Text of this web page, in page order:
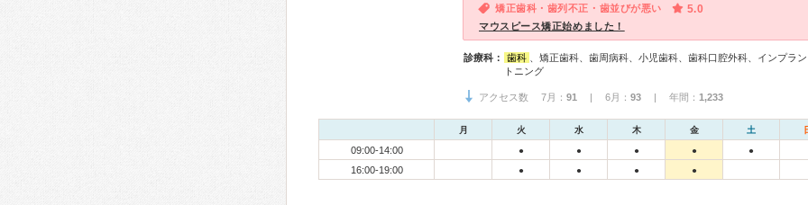
矯正歯科・歯列不正・歯並びが悪い 5.0
マウスピース矯正始めました！
診療科： 歯科
、矯正歯科、歯周病科、小児歯科、歯科口腔外科、インプラ
トニング
アクセス数 7月： 91 | 6月： 93 | 年間： 1,233
月 火 水 木 金 土
09:00-14:00 ● ● ● ● ●
16:00-19:00 ● ● ● ●